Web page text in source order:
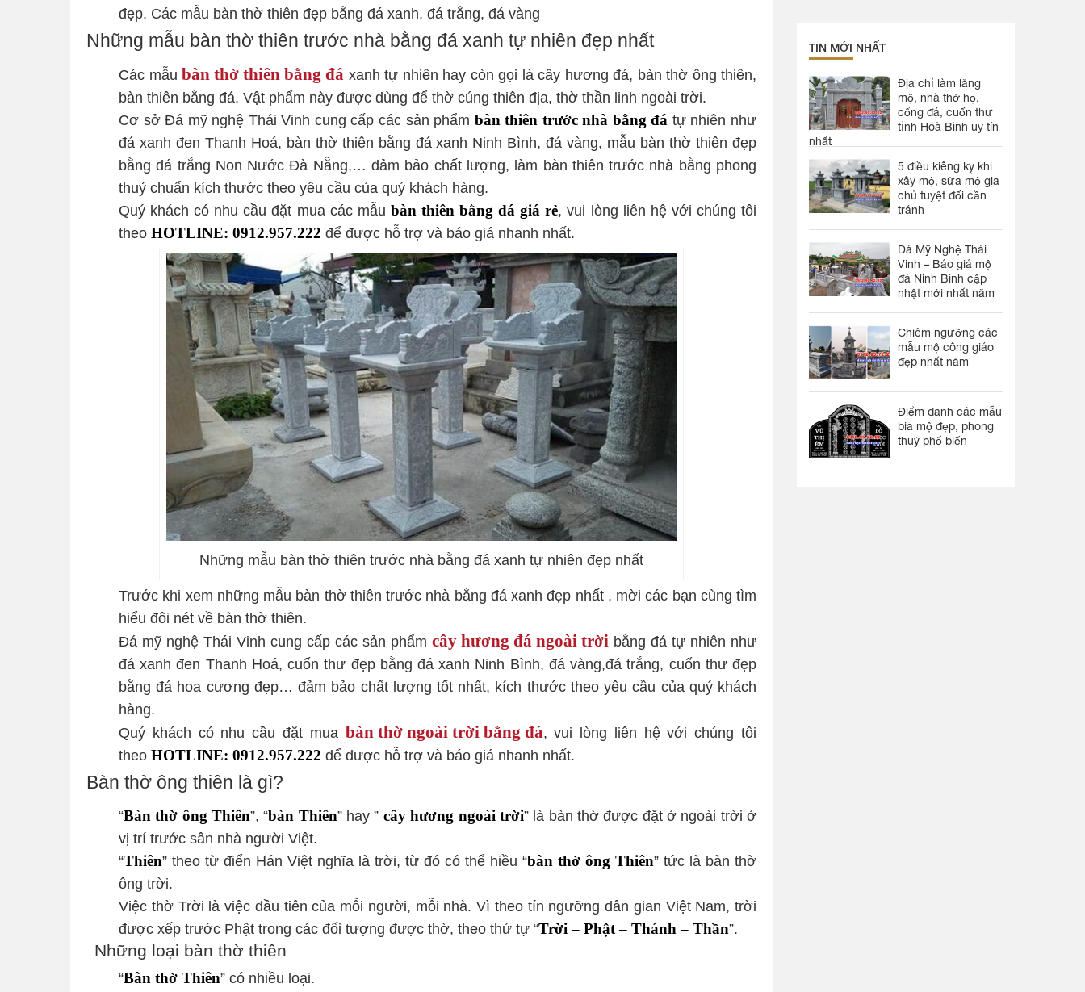
đẹp. Các mẫu bàn thờ thiên đẹp bằng đá xanh, đá trắng, đá vàng
Những mẫu bàn thờ thiên trước nhà bằng đá xanh tự nhiên đẹp nhất
Các mẫu bàn thờ thiên bằng đá xanh tự nhiên hay còn gọi là cây hương đá, bàn thờ ông thiên,
bàn thiên bằng đá. Vật phẩm này được dùng để thờ cúng thiên địa, thờ thần linh ngoài trời.
Cơ sở Đá mỹ nghệ Thái Vinh cung cấp các sản phẩm bàn thiên trước nhà bằng đá tự nhiên như
đá xanh đen Thanh Hoá, bàn thờ thiên bằng đá xanh Ninh Bình, đá vàng, mẫu bàn thờ thiên đẹp
bằng đá trắng Non Nước Đà Nẵng,… đảm bảo chất lượng, làm bàn thiên trước nhà bằng phong
thuỷ chuẩn kích thước theo yêu cầu của quý khách hàng.
Quý khách có nhu cầu đặt mua các mẫu bàn thiên bằng đá giá rẻ, vui lòng liên hệ với chúng tôi
theo HOTLINE: 0912.957.222 để được hỗ trợ và báo giá nhanh nhất.
Những mẫu bàn thờ thiên trước nhà bằng đá xanh tự nhiên đẹp nhất
Trước khi xem những mẫu bàn thờ thiên trước nhà bằng đá xanh đẹp nhất , mời các bạn cùng tìm
hiểu đôi nét về bàn thờ thiên.
Đá mỹ nghệ Thái Vinh cung cấp các sản phẩm cây hương đá ngoài trời bằng đá tự nhiên như
đá xanh đen Thanh Hoá, cuốn thư đẹp bằng đá xanh Ninh Bình, đá vàng,đá trắng, cuốn thư đẹp
bằng đá hoa cương đẹp… đảm bảo chất lượng tốt nhất, kích thước theo yêu cầu của quý khách
hàng.
Quý khách có nhu cầu đặt mua bàn thờ ngoài trời bằng đá, vui lòng liên hệ với chúng tôi
theo HOTLINE: 0912.957.222 để được hỗ trợ và báo giá nhanh nhất.
Bàn thờ ông thiên là gì?
“Bàn thờ ông Thiên”, “bàn Thiên” hay ” cây hương ngoài trời” là bàn thờ được đặt ở ngoài trời ở
vị trí trước sân nhà người Việt.
“Thiên” theo từ điển Hán Việt nghĩa là trời, từ đó có thể hiều “bàn thờ ông Thiên” tức là bàn thờ
ông trời.
Việc thờ Trời là việc đầu tiên của mỗi người, mỗi nhà. Vì theo tín ngưỡng dân gian Việt Nam, trời
được xếp trước Phật trong các đối tượng được thờ, theo thứ tự “Trời – Phật – Thánh – Thần”.
Những loại bàn thờ thiên
“Bàn thờ Thiên” có nhiều loại.
TIN MỚI NHẤT
Địa chỉ làm lăng
mộ, nhà thờ họ,
cổng đá, cuốn thư
tỉnh Hoà Bình uy tín
nhất
5 điều kiêng kỵ khi
xây mộ, sửa mộ gia
chủ tuyệt đối cần
tránh
Đá Mỹ Nghệ Thái
Vinh – Báo giá mộ
đá Ninh Bình cập
nhật mới nhất năm
Chiêm ngưỡng các
mẫu mộ công giáo
đẹp nhất năm
Điểm danh các mẫu
bia mộ đẹp, phong
thuỷ phổ biến